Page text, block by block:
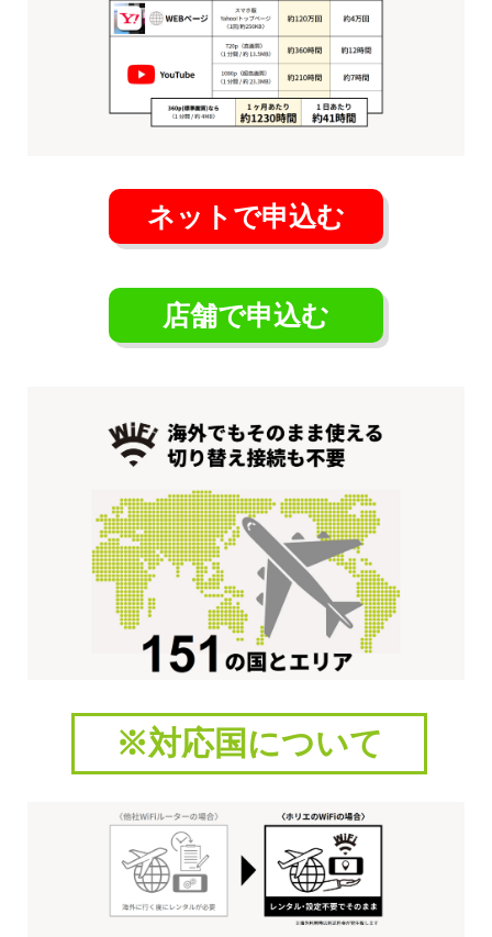
ネットで申込む
店舗で申込む
※対応国について